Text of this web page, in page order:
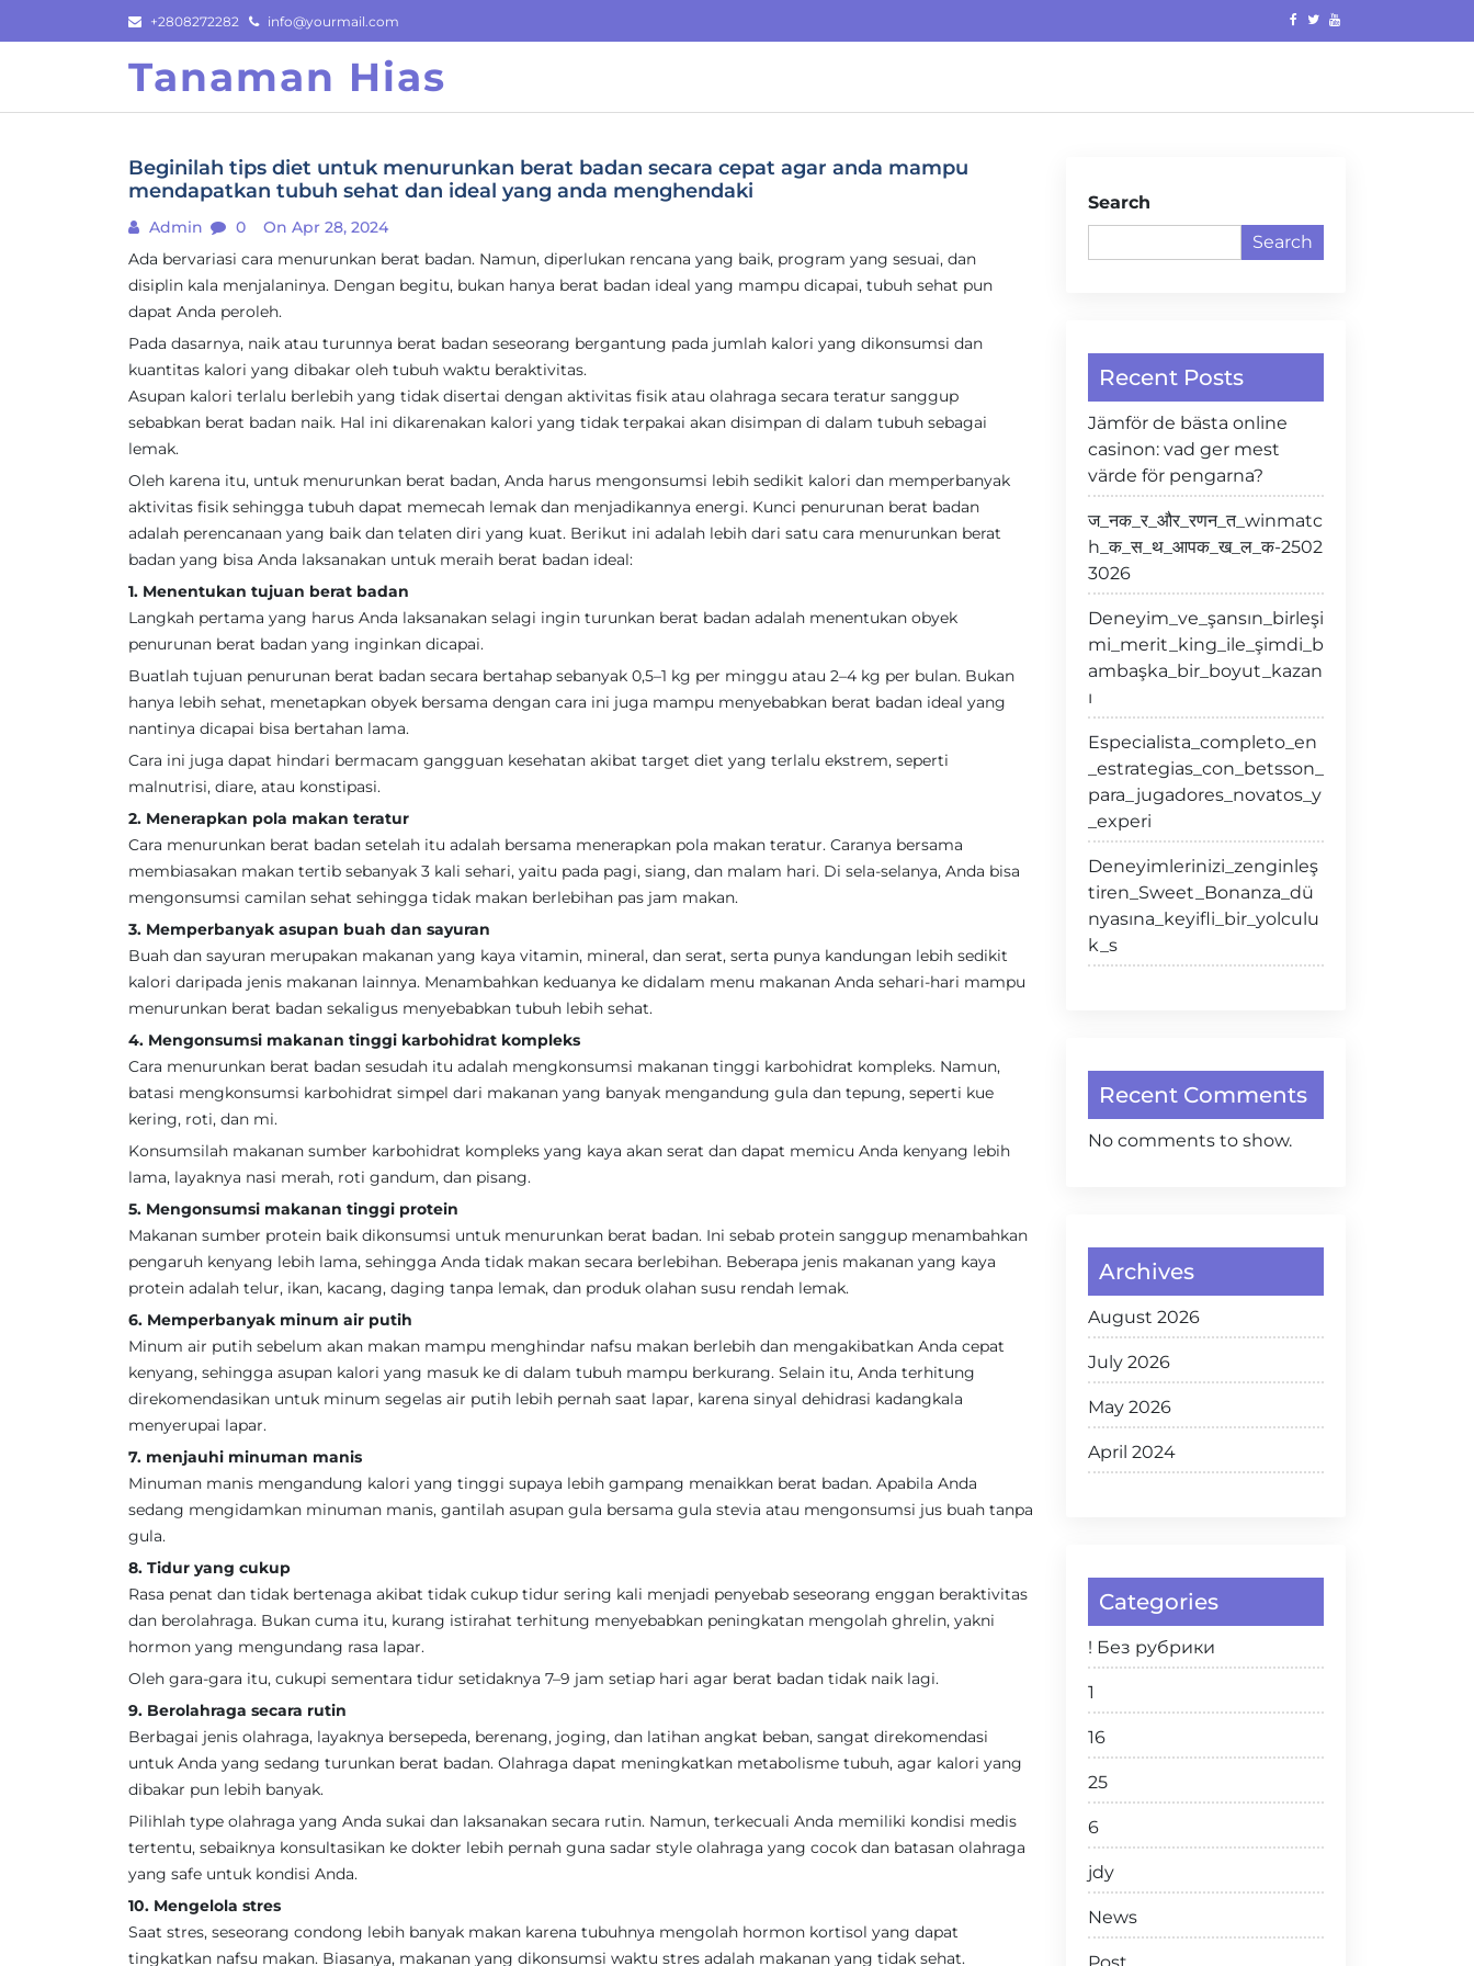
to
+2808272282 info@yourmail.com
Tanaman Hias
Beginilah tips diet untuk menurunkan berat badan secara cepat agar anda mampu
mendapatkan tubuh sehat dan ideal yang anda menghendaki
Admin 0
On Apr 28, 2024
Ada bervariasi cara menurunkan berat badan. Namun, diperlukan rencana yang baik, program yang sesuai, dan
disiplin kala menjalaninya. Dengan begitu, bukan hanya berat badan ideal yang mampu dicapai, tubuh sehat pun
dapat Anda peroleh.
Pada dasarnya, naik atau turunnya berat badan seseorang bergantung pada jumlah kalori yang dikonsumsi dan
kuantitas kalori yang dibakar oleh tubuh waktu beraktivitas.
Asupan kalori terlalu berlebih yang tidak disertai dengan aktivitas fisik atau olahraga secara teratur sanggup
sebabkan berat badan naik. Hal ini dikarenakan kalori yang tidak terpakai akan disimpan di dalam tubuh sebagai
lemak.
Oleh karena itu, untuk menurunkan berat badan, Anda harus mengonsumsi lebih sedikit kalori dan memperbanyak
aktivitas fisik sehingga tubuh dapat memecah lemak dan menjadikannya energi. Kunci penurunan berat badan
adalah perencanaan yang baik dan telaten diri yang kuat. Berikut ini adalah lebih dari satu cara menurunkan berat
badan yang bisa Anda laksanakan untuk meraih berat badan ideal:
1. Menentukan tujuan berat badan
Langkah pertama yang harus Anda laksanakan selagi ingin turunkan berat badan adalah menentukan obyek
penurunan berat badan yang inginkan dicapai.
Buatlah tujuan penurunan berat badan secara bertahap sebanyak 0,5–1 kg per minggu atau 2–4 kg per bulan. Bukan
hanya lebih sehat, menetapkan obyek bersama dengan cara ini juga mampu menyebabkan berat badan ideal yang
nantinya dicapai bisa bertahan lama.
Cara ini juga dapat hindari bermacam gangguan kesehatan akibat target diet yang terlalu ekstrem, seperti
malnutrisi, diare, atau konstipasi.
2. Menerapkan pola makan teratur
Cara menurunkan berat badan setelah itu adalah bersama menerapkan pola makan teratur. Caranya bersama
membiasakan makan tertib sebanyak 3 kali sehari, yaitu pada pagi, siang, dan malam hari. Di sela-selanya, Anda bisa
mengonsumsi camilan sehat sehingga tidak makan berlebihan pas jam makan.
3. Memperbanyak asupan buah dan sayuran
Buah dan sayuran merupakan makanan yang kaya vitamin, mineral, dan serat, serta punya kandungan lebih sedikit
kalori daripada jenis makanan lainnya. Menambahkan keduanya ke didalam menu makanan Anda sehari-hari mampu
menurunkan berat badan sekaligus menyebabkan tubuh lebih sehat.
4. Mengonsumsi makanan tinggi karbohidrat kompleks
Cara menurunkan berat badan sesudah itu adalah mengkonsumsi makanan tinggi karbohidrat kompleks. Namun,
batasi mengkonsumsi karbohidrat simpel dari makanan yang banyak mengandung gula dan tepung, seperti kue
kering, roti, dan mi.
Konsumsilah makanan sumber karbohidrat kompleks yang kaya akan serat dan dapat memicu Anda kenyang lebih
lama, layaknya nasi merah, roti gandum, dan pisang.
5. Mengonsumsi makanan tinggi protein
Makanan sumber protein baik dikonsumsi untuk menurunkan berat badan. Ini sebab protein sanggup menambahkan
pengaruh kenyang lebih lama, sehingga Anda tidak makan secara berlebihan. Beberapa jenis makanan yang kaya
protein adalah telur, ikan, kacang, daging tanpa lemak, dan produk olahan susu rendah lemak.
6. Memperbanyak minum air putih
Minum air putih sebelum akan makan mampu menghindar nafsu makan berlebih dan mengakibatkan Anda cepat
kenyang, sehingga asupan kalori yang masuk ke di dalam tubuh mampu berkurang. Selain itu, Anda terhitung
direkomendasikan untuk minum segelas air putih lebih pernah saat lapar, karena sinyal dehidrasi kadangkala
menyerupai lapar.
7. menjauhi minuman manis
Minuman manis mengandung kalori yang tinggi supaya lebih gampang menaikkan berat badan. Apabila Anda
sedang mengidamkan minuman manis, gantilah asupan gula bersama gula stevia atau mengonsumsi jus buah tanpa
gula.
8. Tidur yang cukup
Rasa penat dan tidak bertenaga akibat tidak cukup tidur sering kali menjadi penyebab seseorang enggan beraktivitas
dan berolahraga. Bukan cuma itu, kurang istirahat terhitung menyebabkan peningkatan mengolah ghrelin, yakni
hormon yang mengundang rasa lapar.
Oleh gara-gara itu, cukupi sementara tidur setidaknya 7–9 jam setiap hari agar berat badan tidak naik lagi.
9. Berolahraga secara rutin
Berbagai jenis olahraga, layaknya bersepeda, berenang, joging, dan latihan angkat beban, sangat direkomendasi
untuk Anda yang sedang turunkan berat badan. Olahraga dapat meningkatkan metabolisme tubuh, agar kalori yang
dibakar pun lebih banyak.
Pilihlah type olahraga yang Anda sukai dan laksanakan secara rutin. Namun, terkecuali Anda memiliki kondisi medis
tertentu, sebaiknya konsultasikan ke dokter lebih pernah guna sadar style olahraga yang cocok dan batasan olahraga
yang safe untuk kondisi Anda.
10. Mengelola stres
Saat stres, seseorang condong lebih banyak makan karena tubuhnya mengolah hormon kortisol yang dapat
tingkatkan nafsu makan. Biasanya, makanan yang dikonsumsi waktu stres adalah makanan yang tidak sehat.
Search
Search
Recent Posts
Jämför de bästa online
casinon: vad ger mest
värde för pengarna?
ज_नक_र_और_रणन_त_winmatc
h_क_स_थ_आपक_ख_ल_क-2502
3026
Deneyim_ve_şansın_birleşi
mi_merit_king_ile_şimdi_b
ambaşka_bir_boyut_kazan
ı
Especialista_completo_en
_estrategias_con_betsson_
para_jugadores_novatos_y
_experi
Deneyimlerinizi_zenginleş
tiren_Sweet_Bonanza_dü
nyasına_keyifli_bir_yolculu
k_s
Recent Comments
No comments to show.
Archives
August 2026
July 2026
May 2026
April 2024
Categories
! Без рубрики
1
16
25
6
jdy
News